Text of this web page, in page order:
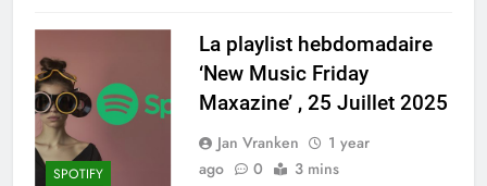
SPOTIFY
La playlist hebdomadaire
‘New Music Friday
Maxazine’ , 25 Juillet 2025
Jan Vranken
1 year
ago
0 3 mins